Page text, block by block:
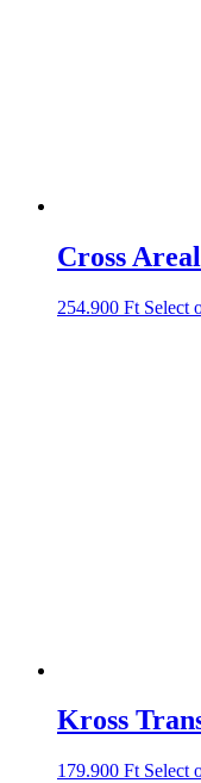
Cross
254.900 Ft Select
Kross
179.900 Ft Select